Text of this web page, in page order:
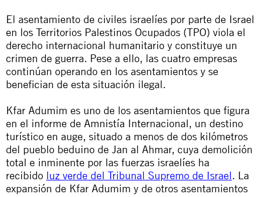
El asentamiento de civiles israelíes por parte de Israel
en los Territorios Palestinos Ocupados (TPO) viola el
derecho internacional humanitario y constituye un
crimen de guerra. Pese a ello, las cuatro empresas
continúan operando en los asentamientos y se
benefician de esta situación ilegal.
Kfar Adumim es uno de los asentamientos que figura
en el informe de Amnistía Internacional, un destino
turístico en auge, situado a menos de dos kilómetros
del pueblo beduino de Jan al Ahmar, cuya demolición
total e inminente por las fuerzas israelíes ha
recibido luz verde del Tribunal Supremo de Israel. La
expansión de Kfar Adumim y de otros asentamientos